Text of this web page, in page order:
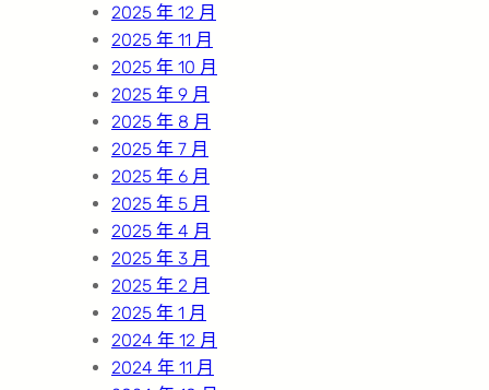
2025 年 12 月
2025 年 11 月
2025 年 10 月
2025 年 9 月
2025 年 8 月
2025 年 7 月
2025 年 6 月
2025 年 5 月
2025 年 4 月
2025 年 3 月
2025 年 2 月
2025 年 1 月
2024 年 12 月
2024 年 11 月